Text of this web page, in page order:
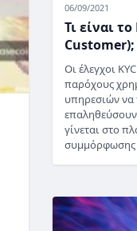
06/09/2021
Τι είναι
Customer);
Οι έλεγχοι
παρόχους
υπηρεσιών να
επαληθεύσουν
γίνεται στο
συμμόρφωσης